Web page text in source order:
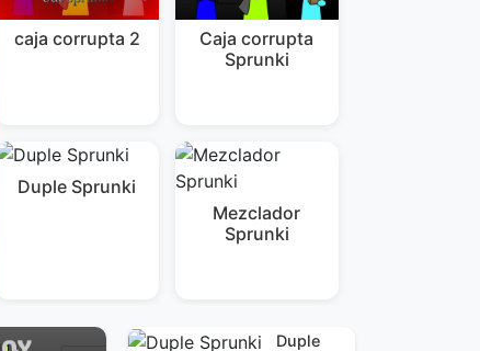
caja corrupta 2
Caja corrupta
Sprunki
Duple Sprunki
Mezclador
Sprunki
Duple